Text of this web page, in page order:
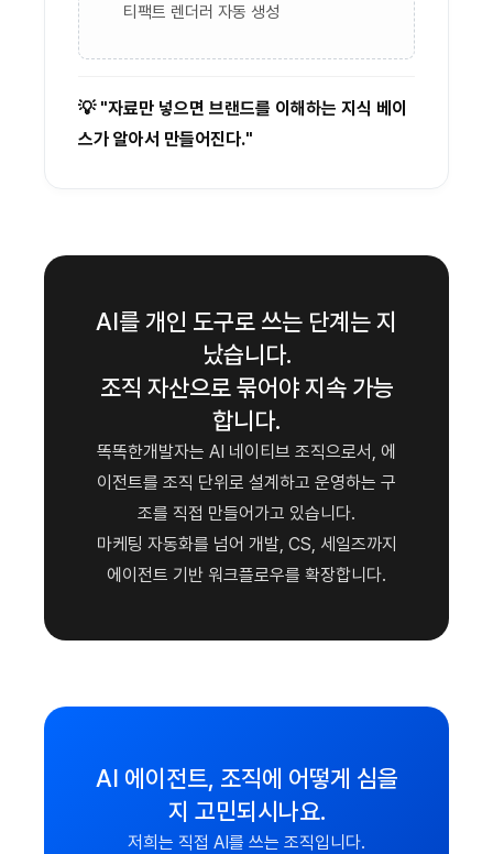
티팩트 렌더러 자동 생성
💡 "자료만 넣으면 브랜드를 이해하는 지식 베이
스가 알아서 만들어진다."
AI를 개인 도구로 쓰는 단계는 지
났습니다.
조직 자산으로 묶어야 지속 가능
합니다.
똑똑한개발자는 AI 네이티브 조직으로서, 에
이전트를 조직 단위로 설계하고 운영하는 구
조를 직접 만들어가고 있습니다.
마케팅 자동화를 넘어 개발, CS, 세일즈까지
에이전트 기반 워크플로우를 확장합니다.
AI 에이전트, 조직에 어떻게 심을
지 고민되시나요.
저희는 직접 AI를 쓰는 조직입니다.